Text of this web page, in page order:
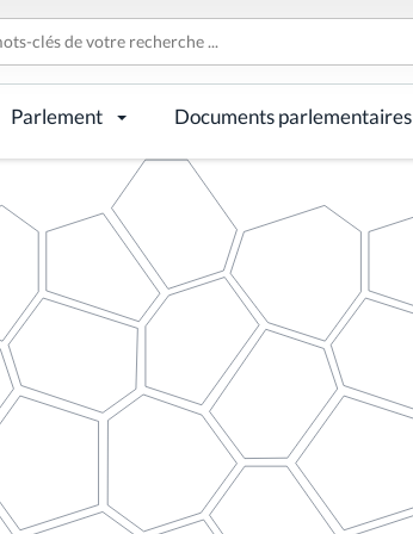
Parlement Documents parlementaires